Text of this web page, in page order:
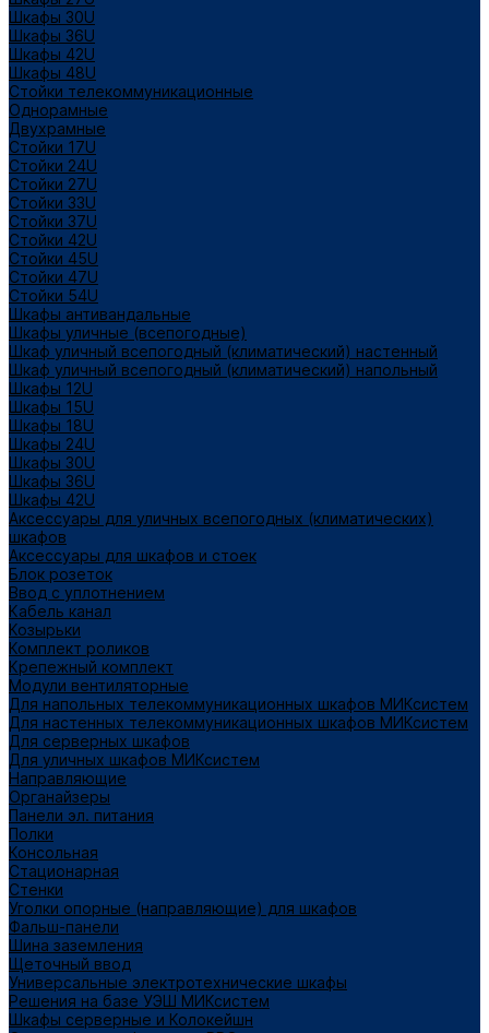
Шкафы 30U
Шкафы 36U
Шкафы 42U
Шкафы 48U
Стойки телекоммуникационные
Однорамные
Двухрамные
Стойки 17U
Стойки 24U
Стойки 27U
Стойки 33U
Стойки 37U
Стойки 42U
Стойки 45U
Стойки 47U
Стойки 54U
Шкафы антивандальные
Шкафы уличные (всепогодные)
Шкаф уличный всепогодный (климатический) настенный
Шкаф уличный всепогодный (климатический) напольный
Шкафы 12U
Шкафы 15U
Шкафы 18U
Шкафы 24U
Шкафы 30U
Шкафы 36U
Шкафы 42U
Аксессуары для уличных всепогодных (климатических)
шкафов
Аксессуары для шкафов и стоек
Блок розеток
Ввод с уплотнением
Кабель канал
Козырьки
Комплект роликов
Крепежный комплект
Модули вентиляторные
Для напольных телекоммуникационных шкафов МИКсистем
Для настенных телекоммуникационных шкафов МИКсистем
Для серверных шкафов
Для уличных шкафов МИКсистем
Направляющие
Органайзеры
Панели эл. питания
Полки
Консольная
Стационарная
Стенки
Уголки опорные (направляющие) для шкафов
Фальш-панели
Шина заземления
Щеточный ввод
Универсальные электротехнические шкафы
Решения на базе УЭШ МИКсистем
Шкафы серверные и Колокейшн